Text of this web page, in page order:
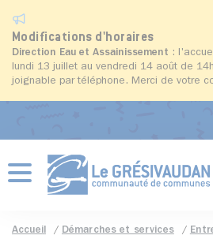
Modifications d'horaires
Direction Eau et Assainissement :
lundi 13 juillet au vendredi 14 août de
joignable par téléphone. Merci de votre
Menu
Accueil Démarches et services